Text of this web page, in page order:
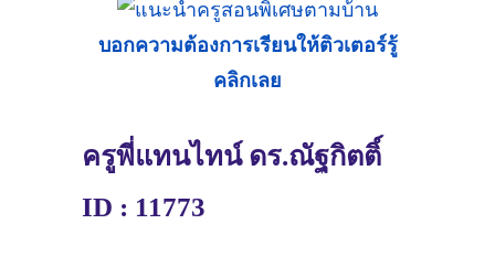
บอกความต้องการเรียนให้ติวเตอร์รู้
คลิกเลย
ครูพี่แทนไทน์ ดร.ณัฐกิตติ์
ID : 11773